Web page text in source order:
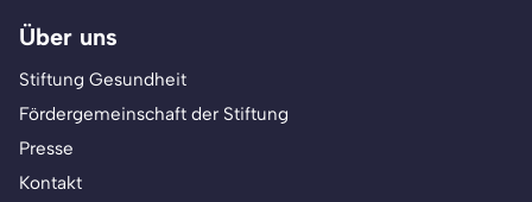
Über uns
Stiftung Gesundheit
Fördergemeinschaft der Stiftung
Presse
Kontakt